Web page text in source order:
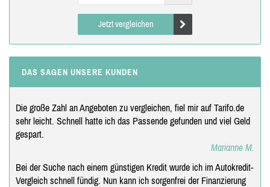
Jetzt vergleichen
DAS SAGEN UNSERE KUNDEN
Die große Zahl an Angeboten zu vergleichen, fiel mir auf Tarifo.de
sehr leicht. Schnell hatte ich das Passende gefunden und viel Geld
gespart.
Marianne M.
Bei der Suche nach einem günstigen Kredit wurde ich im Autokredit-
Vergleich schnell fündig. Nun kann ich sorgenfrei der Finanzierung